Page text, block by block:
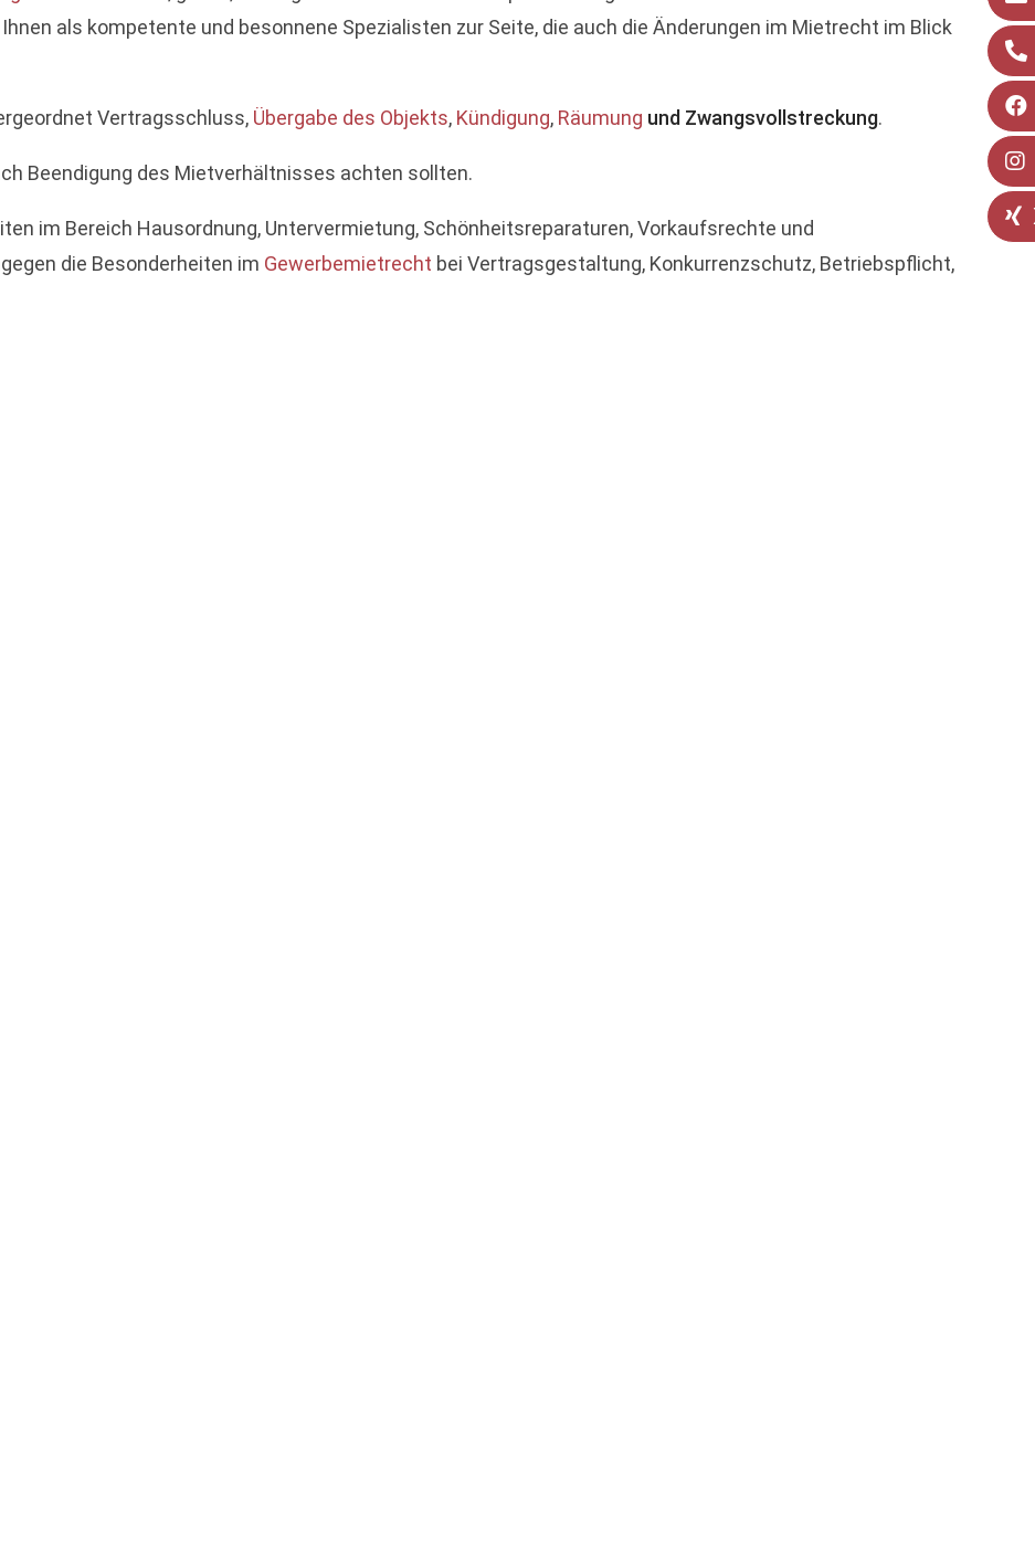
als kompetente und besonnene Spezialisten zur Seite, die auch die Änderungen im Mietrecht im Blick
Vertragsschluss, Übergabe des Objekts, Kündigung, Räumung und Zwangsvollstreckung.
Beendigung des Mietverhältnisses achten sollten.
im Bereich Hausordnung, Untervermietung, Schönheitsreparaturen, Vorkaufsrechte und
die Besonderheiten im Gewerbemietrecht bei Vertragsgestaltung, Konkurrenzschutz, Betriebspflicht,